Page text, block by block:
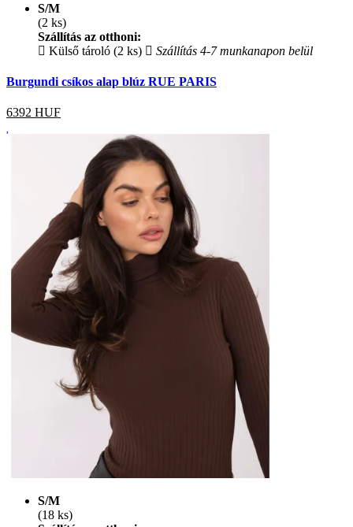
S/M
(2 ks)
Szállítás az otthoni:
Külső tároló (2 ks)
Szállítás 4-7 munkanapon belül
Burgundi csíkos alap blúz RUE PARIS
6392 HUF
S/M
(18 ks)